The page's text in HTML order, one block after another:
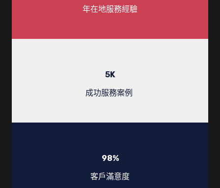
年在地服務經驗
5K
成功服務案例
98%
客戶滿意度